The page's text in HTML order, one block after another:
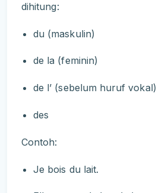
dihitung:
du (maskulin)
de la (feminin)
de l’ (sebelum huruf vokal)
des
Contoh:
Je bois du lait.